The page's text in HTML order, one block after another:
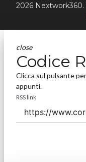
2026 Nextwork360.
close
Codice
Clicca sul pulsante
appunti.
RSS link